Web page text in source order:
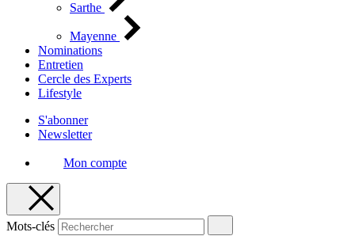
Sarthe
Mayenne
Nominations
Entretien
Cercle des Experts
Lifestyle
S'abonner
Newsletter
Mon compte
Mots-clés